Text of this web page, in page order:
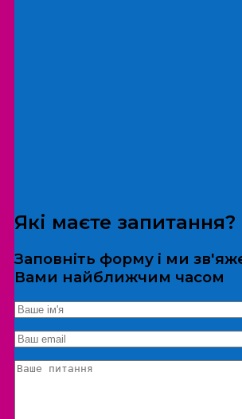
*Дані не передаються третім
Екскурсія/локація
Які маєте запитання?
Заповніть форму і ми
Вами найближчим часом